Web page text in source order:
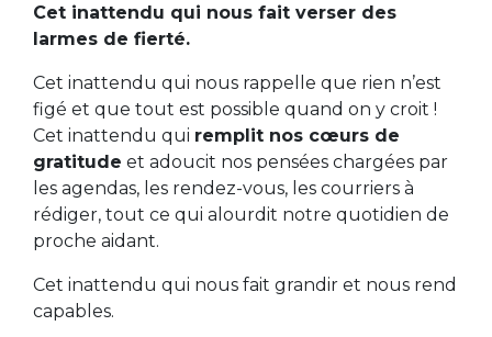
Cet inattendu qui nous fait verser des
larmes de fierté.
Cet inattendu qui nous rappelle que rien n’est
figé et que tout est possible quand on y croit !
Cet inattendu qui remplit nos cœurs de
gratitude et adoucit nos pensées chargées par
les agendas, les rendez-vous, les courriers à
rédiger, tout ce qui alourdit notre quotidien de
proche aidant.
Cet inattendu qui nous fait grandir et nous rend
capables.